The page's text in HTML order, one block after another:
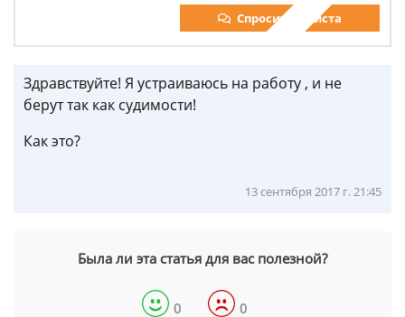
Спросить юриста
Здравствуйте! Я устраиваюсь на работу , и не
берут так как судимости!
Как это?
13 сентября 2017 г. 21:45
Была ли эта статья для вас полезной?
0 0